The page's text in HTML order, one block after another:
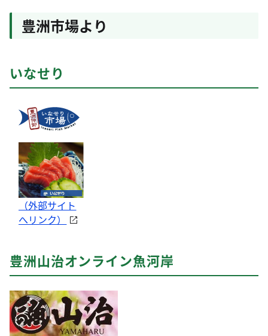
豊洲市場より
いなせり
（外部サイト
へリンク）
豊洲山治オンライン魚河岸